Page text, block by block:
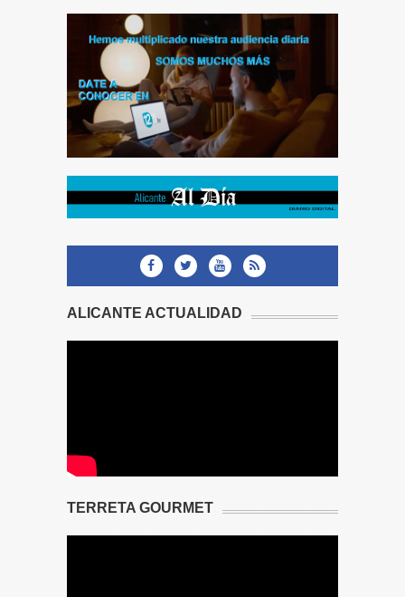
ALICANTE ACTUALIDAD
TERRETA GOURMET